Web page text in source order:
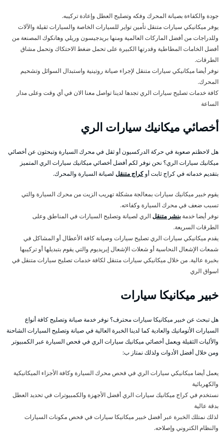
جودة والكفاءة بصيانة المحرك وفكه وتصليح العطل وإعادة تركيبه.
يوفر ميكانيكي سيارات متنقل تأمين تواير للسيارات الخاصة والسيارات ثقيلة والآلات
وللدراجات من أفضل الماركات العالمية ومنها بريدجيسون وريلي وهانكوك المصنعة من
أفضل الخامات المطاطية وقدرتها الكبيرة على تحمل ضغط الاحتكاك وتحمل مشاق
الطرقات.
نوفر أيضا ميكانيكي سيارات متنقل لإجراء صيانة روتينية واستبدال السوائل وتشحيم
المحرك.
كافة خدمات تصليح سيارات الري تجدها لدينا تواصل معنا الان في أي وقت وعلى مدار
الساعة
أخصائي ميكانيك سيارات الري
هل لاحظتم صعوبة في حركة الدركسيون أو ثقل في محرك السيارة وتبحثون عن أخصائي
ميكانيك سيارات الري؟ نحن نوفر لكم أفضل أخصائي ميكانيك سيارات الري المتميز
بتقديم خدماته في كراج ثابت أوكراج متنقل لصيانة السيارة والمحرك.
يقوم خبير ميكانيك سيارات بمعالجة مشكلة تهريب الزيت من محرك السيارة والتي
تسبب ضعف في محرك السيارة وكفاءته.
نوفر أيضا خدمة بنشر متنقلالري لصيانة وتصليح السيارات في المناطق وعلى
الطرقات السريعة.
يقدم ميكانيكي سيارات الري تصليح سيارات وصيانة كافة الأعطال أو المشاكل في
شمعات الإشعال النحاسية أو شعلات الإشعال إيريديوم والتي يقوم بتبديلها أو تركيبها
بخبرة عالية. من خلال ميكانيكي سيارات متنقل لكافة خدمات تصليح سيارات متنقل في
اسواق الري
خبير ميكانيكا سيارات
هل تبحث عن خبير ميكانيكا سيارات محترف؟ نوفر خدمة صيانة وتصليح كافة أنواع
السيارات الأتوماتيك والعادية كما لدينا الخبرة العالية في صيانة وتصليح السيارات الشاحنة
والأليات الثقيلة ويعمل أخصائي ميكانيك سيارات الري في فحص السيارة عبر الكمبيوتر
ومن خلال أفضل الأدوات ولذلك نمتاز ب:
يعمل أيضا ميكانيكي سيارات الري في فحص محرك السيارة وكافة الأجزاء الميكانيكية
والكهربائية
نستخدم في كراج ميكانيك سيارات الري أفضل الأجهزة والكمبيوترات في تحديد العطل
بدقة عالية
لذلك نمتلك الخبرة عبر أفضل خبير ميكانيكا سيارات في فحص مكونات السيارات
والنظام الكتروني وإصلاحه.